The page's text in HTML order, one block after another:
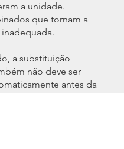
a unidade.
que tornam a
a substituição
não deve ser
antes da